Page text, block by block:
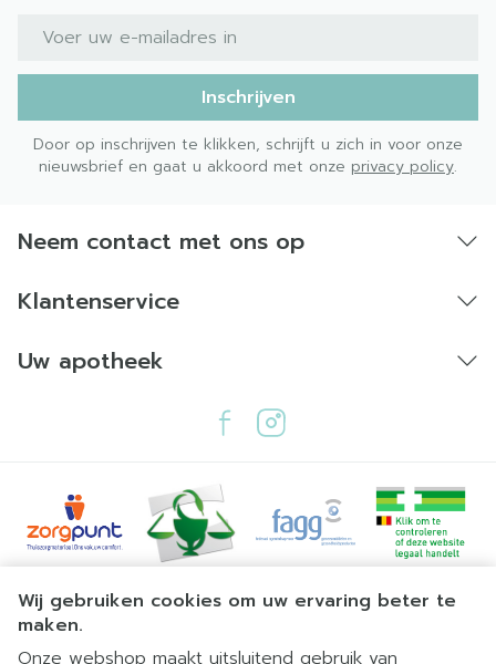
Wij gebruiken cookies om uw ervaring beter te
maken.
Onze webshop maakt uitsluitend gebruik van
Toxische epidermale necrolyse: erosie en
blaarvorming van de huid of slijmvliezen, rode
gezwollen huid die kan loslaten op grote delen
van het lichaam.
Blindheid.
Torsades de pointes: verandering in de
hartfrequentie die wel of niet gepaard kan gaan
pectoris), flauwvallen, draaiduizeligheid of
misselijkheid, hartkloppingen (het voelen van de
hartslag) en moeite met ademhalen.
E-mail adres
Inschrijven
Door op inschrijven te klikken, schrijft u zich in voor onze
nieuwsbrief en gaat u akkoord met onze privacy policy.
Neem contact met ons op
Klantenservice
Uw apotheek
Juridische links